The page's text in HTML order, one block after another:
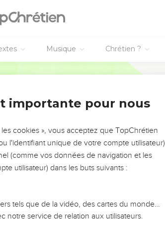
Musique Chrétien ?
!
vision. Mais on voit
que ce sont
les erreurs
que leurs erreurs
ou une famille,
importante pour nous
cookies », vous acceptez que TopChrétien
l'identifiant unique de votre compte utilisateur)
(comme vos données de navigation et les
utilisateur) dans les buts suivants :
tels que de la vidéo, des cartes du monde…
notre service de relation aux utilisateurs.